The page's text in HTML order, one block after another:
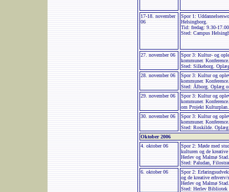
17-18. november
06
Spor 1:
Helsingborg.
Tid: fredag: 9.30-
Sted: Campus
27. november 06
Spor 3: Kultur- og
kommuner.
Sted: Silkeborg.
28. november 06
Spor 3: Kultur og
kommuner.
Sted: Ålborg. Oplæg
29. november 06
Spor 3: Kultur og
kommuner.
om Projekt Kulturplan.
30. november 06
Spor 3: Kultur og
kommuner.
Sted: Roskilde.
Oktober 2006
4. oktober 06
Spor 2: Møde med
kulturen og de kreative
Herlev og Malmø
Sted: Paludan,
6. oktober 06
Spor 2:
og de kreative
Herlev og Malmø
Sted: Herlev Bibliotek